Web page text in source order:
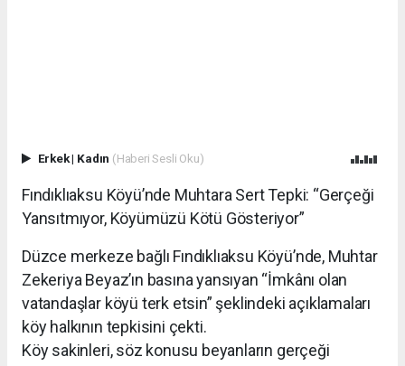
Erkek| Kadın (Haberi Sesli Oku)
Fındıklıaksu Köyü’nde Muhtara Sert Tepki: “Gerçeği
Yansıtmıyor, Köyümüzü Kötü Gösteriyor”
Düzce merkeze bağlı Fındıklıaksu Köyü’nde, Muhtar
Zekeriya Beyaz’ın basına yansıyan “İmkânı olan
vatandaşlar köyü terk etsin” şeklindeki açıklamaları
köy halkının tepkisini çekti.
Köy sakinleri, söz konusu beyanların gerçeği